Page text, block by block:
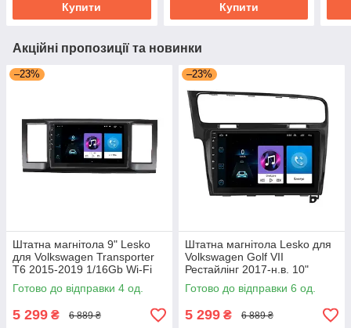
Купити Купити
Акційні пропозиції та новинки
–23%
Штатна магнітола 9" Lesko
для Volkswagen Transporter
T6 2015-2019 1/16Gb Wi-Fi
GPS Base Вольксваген
Готово до відправки 4 од.
5 299 ₴ 6 889 ₴
–23%
Штатна магнітола Lesko для
Volkswagen Golf VII
Рестайлінг 2017-н.в. 10"
1/16Gb Wi-Fi GPS Base
Готово до відправки 6 од.
5 299 ₴ 6 889 ₴